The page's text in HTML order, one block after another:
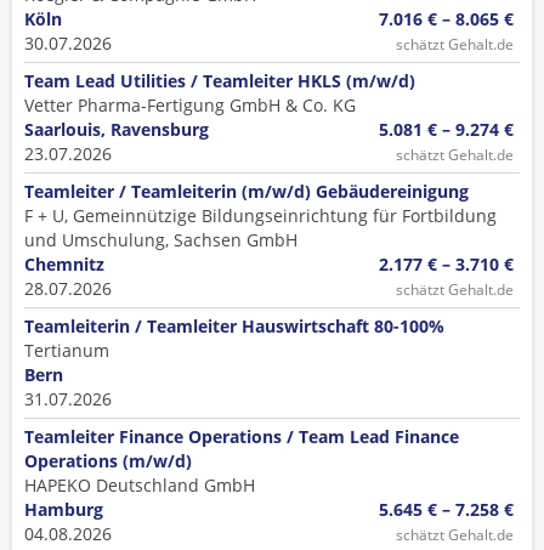
Köln
30.07.2026
7.016 € – 8.065 €
schätzt Gehalt.de
Team Lead Utilities / Teamleiter HKLS (m/w/d)
Vetter Pharma-Fertigung GmbH & Co. KG
Saarlouis, Ravensburg
23.07.2026
5.081 € – 9.274 €
schätzt Gehalt.de
Teamleiter / Teamleiterin (m/w/d) Gebäudereinigung
F + U, Gemeinnützige Bildungseinrichtung für Fortbildung
und Umschulung, Sachsen GmbH
Chemnitz
28.07.2026
2.177 € – 3.710 €
schätzt Gehalt.de
Teamleiterin / Teamleiter Hauswirtschaft 80-100%
Tertianum
Bern
31.07.2026
Teamleiter Finance Operations / Team Lead Finance
Operations (m/w/d)
HAPEKO Deutschland GmbH
Hamburg
04.08.2026
5.645 € – 7.258 €
schätzt Gehalt.de